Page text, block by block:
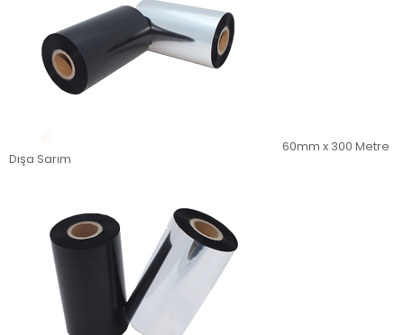
60mm x 300 Metre
Dışa Sarım